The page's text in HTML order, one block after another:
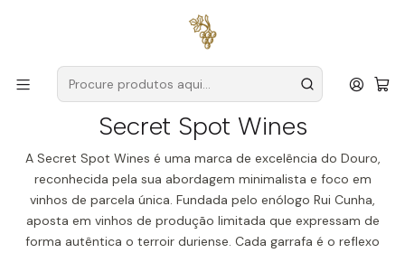
para encomendas a partir de
Produtores Douro Secret Spot Wines
Secret Spot Wines
A Secret Spot Wines é uma marca de excelência do Douro,
reconhecida pela sua abordagem minimalista e foco em
vinhos de parcela única. Fundada pelo enólogo Rui Cunha,
aposta em vinhos de produção limitada que expressam de
forma autêntica o terroir duriense. Cada garrafa é o reflexo